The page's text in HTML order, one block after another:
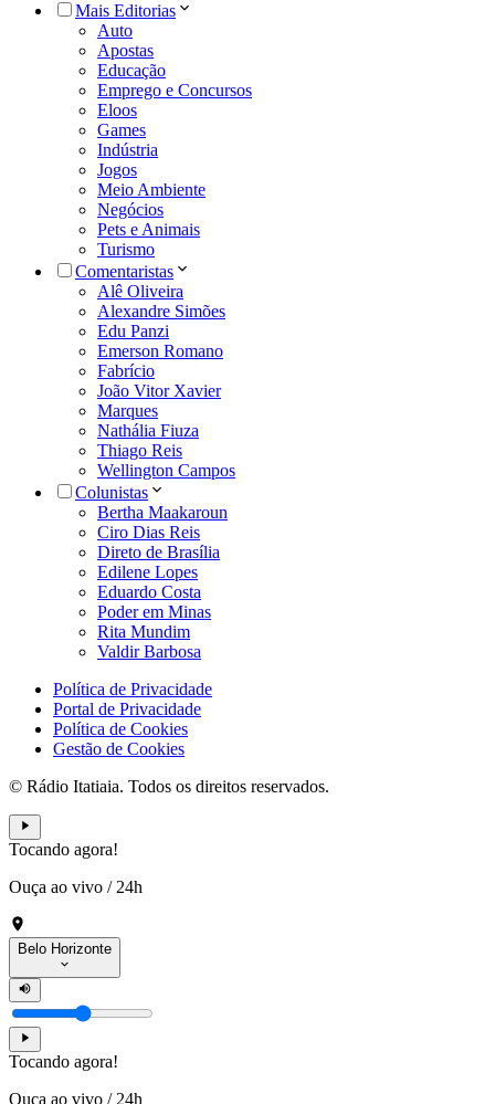
Mais Editorias
Auto
Apostas
Educação
Emprego e Concursos
Eloos
Games
Indústria
Jogos
Meio Ambiente
Negócios
Pets e Animais
Turismo
Comentaristas
Alê Oliveira
Alexandre Simões
Edu Panzi
Emerson Romano
Fabrício
João Vitor Xavier
Marques
Nathália Fiuza
Thiago Reis
Wellington Campos
Colunistas
Bertha Maakaroun
Ciro Dias Reis
Direto de Brasília
Edilene Lopes
Eduardo Costa
Poder em Minas
Rita Mundim
Valdir Barbosa
Política de Privacidade
Portal de Privacidade
Política de Cookies
Gestão de Cookies
© Rádio Itatiaia. Todos os direitos reservados.
Tocando agora!
Ouça ao vivo / 24h
Belo Horizonte
Tocando agora!
Ouça ao vivo / 24h